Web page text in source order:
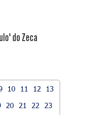
do Zeca
10 11 12
13
20 21 22
23